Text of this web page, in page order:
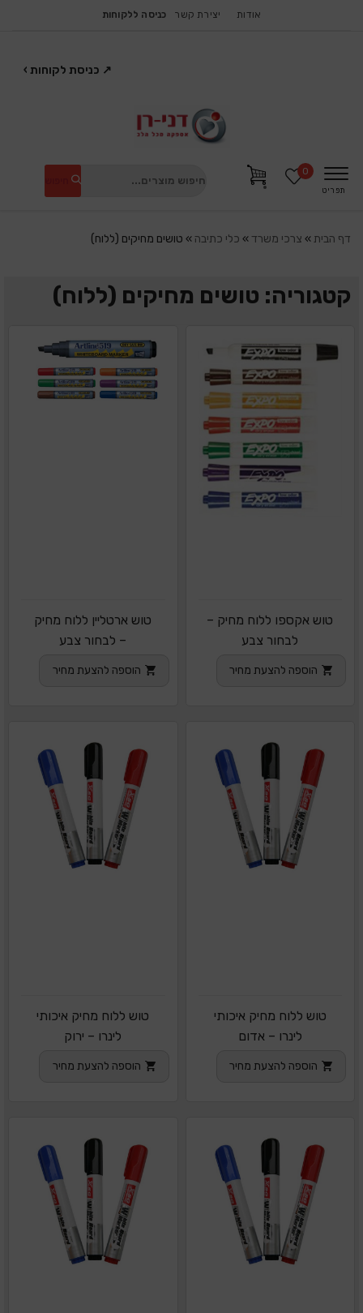
אודות יצירת קשר כניסה ללקוחות
↗ כניסת לקוחות ›
תפריט
0
דף הבית» צרכי משרד » כלי כתיבה » טושים מחיקים (ללוח)
קטגוריה: טושים מחיקים (ללוח)
טוש אקספו ללוח מחיק –
לבחור צבע
הוספה להצעת מחיר
טוש ארטליין ללוח מחיק
– לבחור צבע
הוספה להצעת מחיר
טוש ללוח מחיק איכותי
לינרו – אדום
הוספה להצעת מחיר
טוש ללוח מחיק איכותי
לינרו – ירוק
הוספה להצעת מחיר